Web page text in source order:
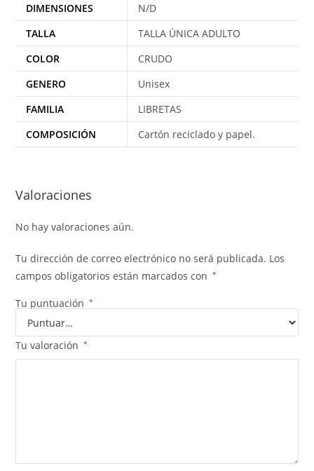
DIMENSIONES
N/D
TALLA
TALLA ÚNICA ADULTO
COLOR
CRUDO
GENERO
Unisex
FAMILIA
LIBRETAS
COMPOSICIÓN
Cartón reciclado y papel.
Valoraciones
No hay valoraciones aún.
Tu dirección de correo electrónico no será publicada. Los
campos obligatorios están marcados con
*
Tu puntuación *
Tu valoración *